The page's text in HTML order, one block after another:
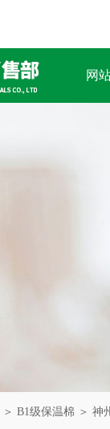
网
＞ B1级保温棉 ＞ 神